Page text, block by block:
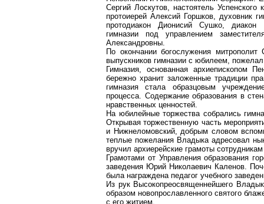
Сергий Лоскутов, настоятель
протоиерей Алексий Горшков, духовник
протодиакон Дионисий Сушко,
гимназии под управлением
Александровны.
По окончании богослужения
выпускников гимназии с юбилеем,
Гимназия, основанная архиепископом
бережно хранит заложенные традиции
гимназия стала образцовым
процесса. Содержание образования в
нравственных ценностей.
На юбилейные торжества собрались
Открывая торжественную часть
и Нижнеломовский, добрым словом
теплые пожелания Владыка адресовал
вручил архиерейские грамоты
Грамотами от Управленияобразования
заведения Юрий Николаевич Каленов.
была награждена педагог учебного
Из рук Высокопреосвященнейшего
образомновопрославленного святого
с его житием.